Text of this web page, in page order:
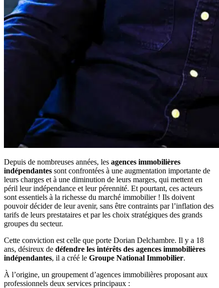
Depuis de nombreuses années, les agences immobilières
indépendantes sont confrontées à une augmentation importante de
leurs charges et à une diminution de leurs marges, qui mettent en
péril leur indépendance et leur pérennité. Et pourtant, ces acteurs
sont essentiels à la richesse du marché immobilier ! Ils doivent
pouvoir décider de leur avenir, sans être contraints par l’inflation des
tarifs de leurs prestataires et par les choix stratégiques des grands
groupes du secteur.
Cette conviction est celle que porte Dorian Delchambre. Il y a 18
ans, désireux de défendre les intérêts des agences immobilières
indépendantes, il a créé le Groupe National Immobilier.
À l’origine, un groupement d’agences immobilières proposant aux
professionnels deux services principaux :